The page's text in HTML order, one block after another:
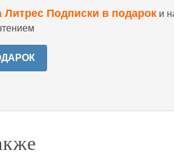
Литрес Подписки в подарок и